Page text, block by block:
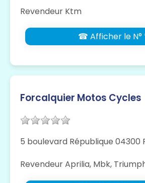
Revendeur Ktm
☎ Afficher le N°
Forcalquier Motos Cycles
5 boulevard République 04300
Revendeur Aprilia, Mbk,